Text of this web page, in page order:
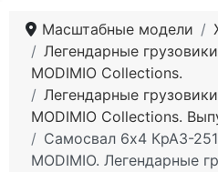
Масштабные модели
Легендарные
MODIMIO Collections.
Легендарные
MODIMIO Collections.
Самосвал 6х4 КрАЗ-
MODIMIO. Легендарные